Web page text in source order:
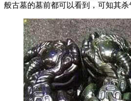
般古墓的墓前都可以看到，可知其杀